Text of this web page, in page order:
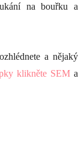
na bouřku a
a nějaký
klikněte SEM a